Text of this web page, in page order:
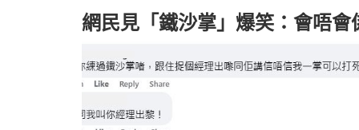
網民見「鐵沙掌」爆笑：會唔會